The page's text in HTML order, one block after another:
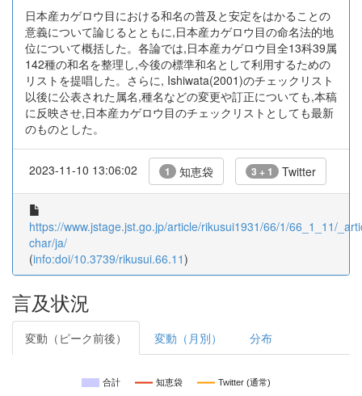
日本産カゲロウ目における和名の普及と安定をはかることの
意義について論じるとともに,日本産カゲロウ目の命名法的地
位について概括した。各論では,日本産カゲロウ目全13科39属
142種の和名を整理し,今後の標準和名として利用するための
リストを提唱した。さらに, Ishiwata(2001)のチェックリスト
以後に公表された属名,種名などの変更や訂正についても,本稿
に反映させ,日本産カゲロウ目のチェックリストとしても最新
のものとした。
2023-11-10 13:06:02 1 知恵袋 3 + 1 Twitter
https://www.jstage.jst.go.jp/article/rikusui1931/66/1/66_1_11/
char/ja/
(info:doi/10.3739/rikusui.66.11)
言及状況
変動（ピーク前後） 変動（月別） 分布
合計 知恵袋 Twitter (通常)